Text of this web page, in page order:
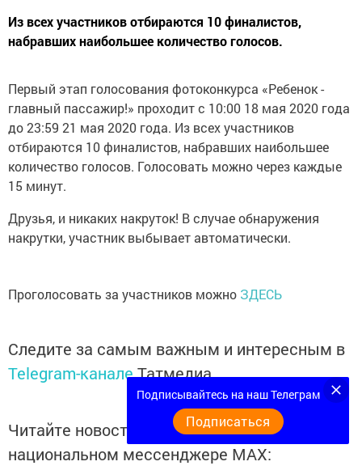
Из всех участников отбираются 10 финалистов,
набравших наибольшее количество голосов.
Первый этап голосования фотоконкурса «Ребенок -
главный пассажир!» проходит с 10:00 18 мая 2020 года
до 23:59 21 мая 2020 года. Из всех участников
отбираются 10 финалистов, набравших наибольшее
количество голосов. Голосовать можно через каждые
15 минут.
Друзья, и никаких накруток! В случае обнаружения
накрутки, участник выбывает автоматически.
Проголосовать за участников можно ЗДЕСЬ
Следите за самым важным и интересным в
Telegram-каналеТатмедиа
Читайте новости Татарстана в
национальном мессенджере MАХ:
Подписывайтесь на наш Телеграм
Подписаться